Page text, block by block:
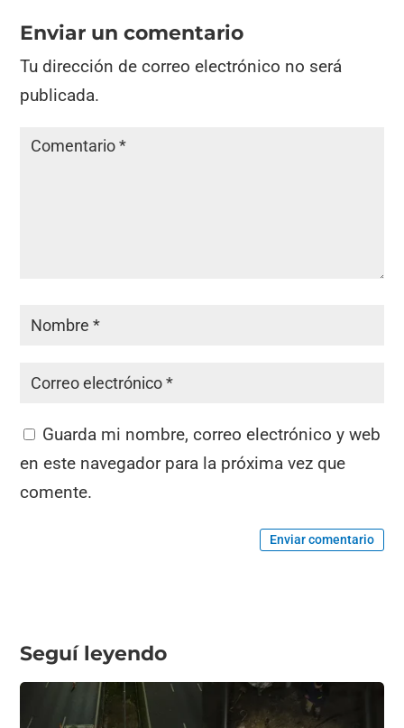
Enviar un comentario
Tu dirección de correo electrónico no será
publicada.
Guarda mi nombre, correo electrónico y web
en este navegador para la próxima vez que
comente.
Enviar comentario
Seguí leyendo